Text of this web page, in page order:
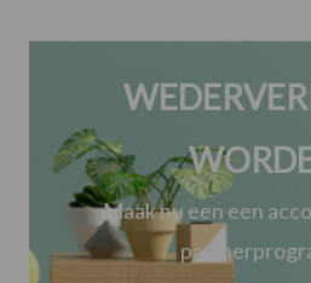
Maak nu een een